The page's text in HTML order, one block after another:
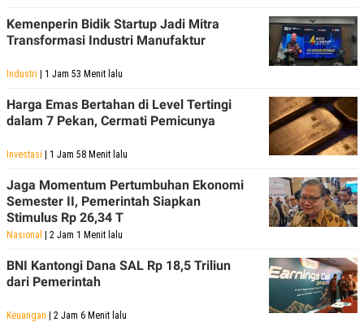
Kemenperin Bidik Startup Jadi Mitra
Transformasi Industri Manufaktur
Industri | 1 Jam 53 Menit lalu
Harga Emas Bertahan di Level Tertingi
dalam 7 Pekan, Cermati Pemicunya
Investasi | 1 Jam 58 Menit lalu
Jaga Momentum Pertumbuhan Ekonomi
Semester II, Pemerintah Siapkan
Stimulus Rp 26,34 T
Nasional | 2 Jam 1 Menit lalu
BNI Kantongi Dana SAL Rp 18,5 Triliun
dari Pemerintah
Keuangan | 2 Jam 6 Menit lalu